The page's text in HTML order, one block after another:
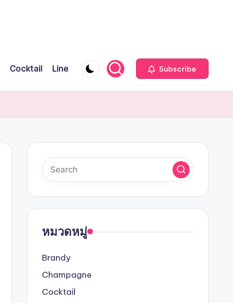
Cocktail Line Subscribe
หมวดหมู่
Brandy
Champagne
Cocktail